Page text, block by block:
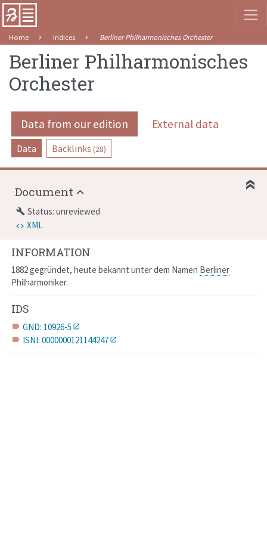
Home Indices Berliner Philharmonisches Orchester
Berliner Philharmonisches
Orchester
Data from our edition External data
Data Backlinks (28)
INFORMATION
1882 gegründet, heute bekannt unter dem Namen Berliner
Philharmoniker.
IDS
label GND: 10926-5
label ISNI: 0000000121144247
Document
build Status: unreviewed
XML